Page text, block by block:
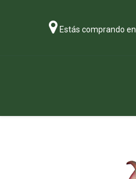
Estás comprando en